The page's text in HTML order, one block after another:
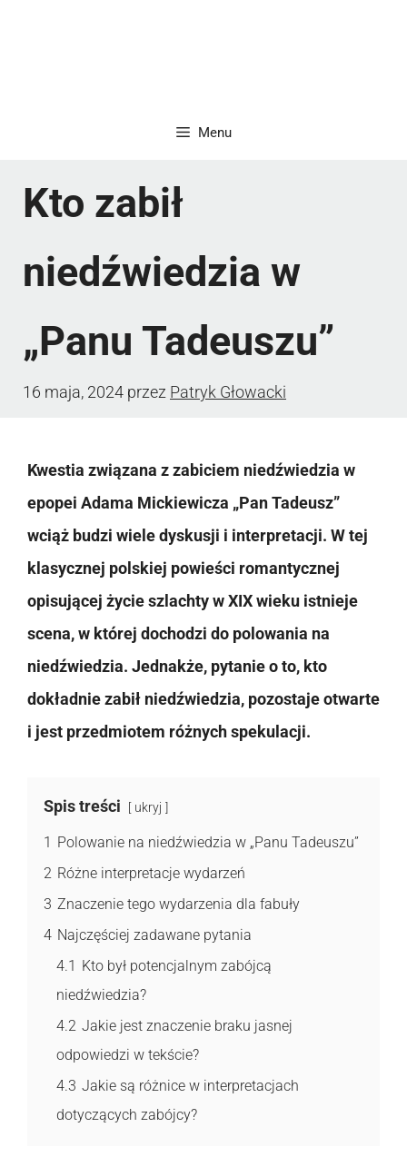
Menu
Kto zabił
niedźwiedzia w
„Panu Tadeuszu”
16 maja, 2024 przez Patryk Głowacki
Kwestia związana z zabiciem niedźwiedzia w
epopei Adama Mickiewicza „Pan Tadeusz”
wciąż budzi wiele dyskusji i interpretacji. W tej
klasycznej polskiej powieści romantycznej
opisującej życie szlachty w XIX wieku istnieje
scena, w której dochodzi do polowania na
niedźwiedzia. Jednakże, pytanie o to, kto
dokładnie zabił niedźwiedzia, pozostaje otwarte
i jest przedmiotem różnych spekulacji.
Spis treści ukryj
1 Polowanie na niedźwiedzia w „Panu Tadeuszu”
2 Różne interpretacje wydarzeń
3 Znaczenie tego wydarzenia dla fabuły
4 Najczęściej zadawane pytania
4.1 Kto był potencjalnym zabójcą
niedźwiedzia?
4.2 Jakie jest znaczenie braku jasnej
odpowiedzi w tekście?
4.3 Jakie są różnice w interpretacjach
dotyczących zabójcy?